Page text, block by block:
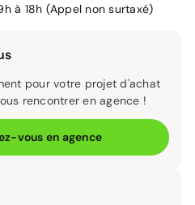
à 18h (Appel non surtaxé)
pour votre projet d'achat
rencontrer en agence !
vous en agence